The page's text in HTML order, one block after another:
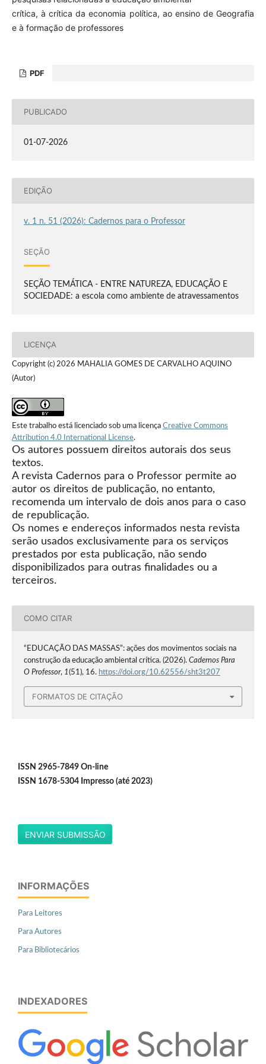
crítica, à crítica da economia política, ao ensino de Geografia
e à formação de professores
PDF
PUBLICADO
01-07-2026
EDIÇÃO
v. 1 n. 51 (2026): Cadernos para o Professor
SEÇÃO
SEÇÃO TEMÁTICA - ENTRE NATUREZA, EDUCAÇÃO E
SOCIEDADE: a escola como ambiente de atravessamentos
LICENÇA
Copyright (c) 2026 MAHALIA GOMES DE CARVALHO AQUINO
(Autor)
Este trabalho está licenciado sob uma licença Creative Commons
Attribution 4.0 International License.
Os autores possuem direitos autorais dos seus
textos.
A revista Cadernos para o Professor permite ao
autor os direitos de publicação, no entanto,
recomenda um intervalo de dois anos para o caso
de republicação.
Os nomes e endereços informados nesta revista
serão usados exclusivamente para os serviços
prestados por esta publicação, não sendo
disponibilizados para outras finalidades ou a
terceiros.
COMO CITAR
“EDUCAÇÃO DAS MASSAS”: ações dos movimentos sociais na
construção da educação ambiental crítica. (2026). Cadernos Para
O Professor, 1(51), 16. https://doi.org/10.62556/sht3t207
FORMATOS DE CITAÇÃO
ISSN 2965-7849 On-line
ISSN 1678-5304 Impresso (até 2023)
ENVIAR SUBMISSÃO
INFORMAÇÕES
Para Leitores
Para Autores
Para Bibliotecários
INDEXADORES